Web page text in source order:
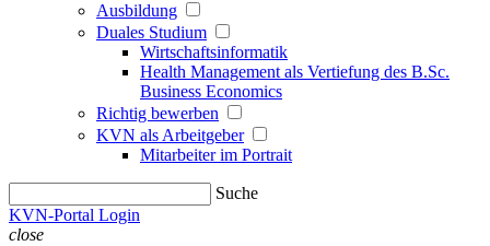
Ausbildung
Duales Studium
Wirtschaftsinformatik
Health Management als Vertiefung des B.Sc.
Business Economics
Richtig bewerben
KVN als Arbeitgeber
Mitarbeiter im Portrait
Suche
KVN-Portal Login
close